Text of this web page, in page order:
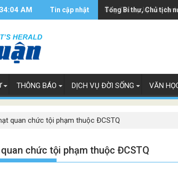
AM Tin cập nhật Ông Trump ký sắc
Tổng Bí thư, Chủ tịch
THÔNG BÁO DỊCH VỤ ĐỜI SỐNG VĂN
quan chức tội phạm thuộc ĐCSTQ
chức tội phạm thuộc ĐCSTQ